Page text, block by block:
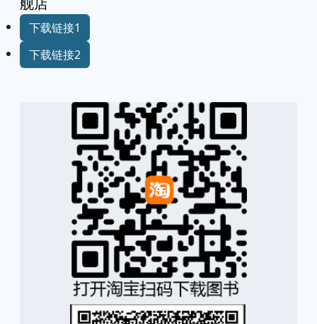
下载链接1
下载链接2